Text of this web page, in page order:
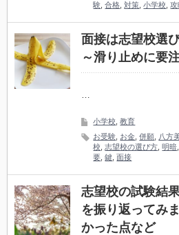
験 ,合格 ,対策 ,小学校 ,攻
面接は志望校選
～滑り止めに要
…
小学校 ,教育
お受験 お金 ,併願 八方
校 ,志望校の選び方 ,明暗
要 ,鍵 ,面接
志望校の試験結
を振り返ってみ
かった点など